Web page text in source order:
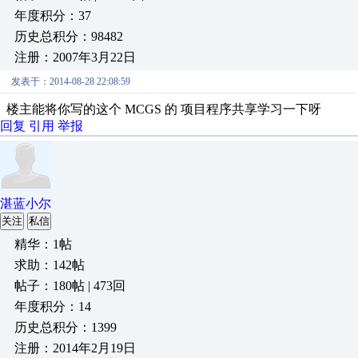
年度积分：37
历史总积分：98482
注册：2007年3月22日
发表于：2014-08-28 22:08:59
楼主能将你写的这个 MCGS 的 项目程序共享学习一下呀
回复 引用 举报
湛蓝小尔
关注 私信
精华：1帖
求助：142帖
帖子：180帖 | 473回
年度积分：14
历史总积分：1399
注册：2014年2月19日